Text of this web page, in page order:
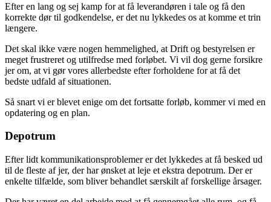
Efter en lang og sej kamp for at få leverandøren i tale og få den
korrekte dør til godkendelse, er det nu lykkedes os at komme et trin
længere.
Det skal ikke være nogen hemmelighed, at Drift og bestyrelsen er
meget frustreret og utilfredse med forløbet. Vi vil dog gerne forsikre
jer om, at vi gør vores allerbedste efter forholdene for at få det
bedste udfald af situationen.
Så snart vi er blevet enige om det fortsatte forløb, kommer vi med en
opdatering og en plan.
Depotrum
Efter lidt kommunikationsproblemer er det lykkedes at få besked ud
til de fleste af jer, der har ønsket at leje et ekstra depotrum. Der er
enkelte tilfælde, som bliver behandlet særskilt af forskellige årsager.